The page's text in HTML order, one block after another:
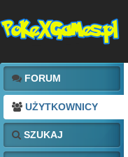
FORUM
UŻYTKOWNICY
SZUKAJ